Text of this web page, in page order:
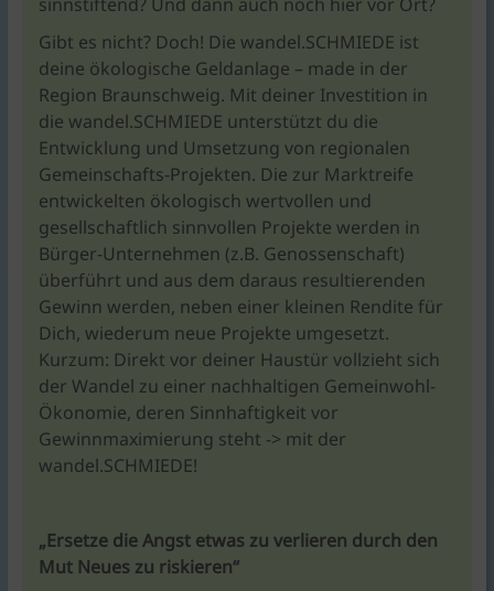
Gibt es nicht? Doch! Die wandel.SCHMIEDE ist
deine ökologische Geldanlage – made in der
Region Braunschweig. Mit deiner Investition in
die wandel.SCHMIEDE unterstützt du die
Entwicklung und Umsetzung von regionalen
Gemeinschafts-Projekten. Die zur Marktreife
entwickelten ökologisch wertvollen und
gesellschaftlich sinnvollen Projekte werden in
Bürger-Unternehmen (z.B. Genossenschaft)
überführt und aus dem daraus resultierenden
Gewinn werden, neben einer kleinen Rendite für
Dich, wiederum neue Projekte umgesetzt.
Kurzum: Direkt vor deiner Haustür vollzieht sich
der Wandel zu einer nachhaltigen Gemeinwohl-
Ökonomie, deren Sinnhaftigkeit vor
Gewinnmaximierung steht -> mit der
wandel.SCHMIEDE!
„Ersetze die Angst etwas zu verlieren durch den
Mut Neues zu riskieren“